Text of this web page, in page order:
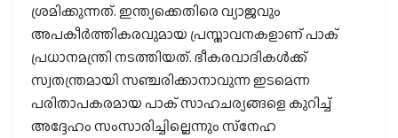
ശ്രമിക്കുന്നത്. ഇന്ത്യക്കെതിരെ വ്യാജവും
അപകീര്‍ത്തികരവുമായ പ്രസ്താവനകളാണ് പാക്
പ്രധാനമന്ത്രി നടത്തിയത്. ഭീകരവാദികള്‍ക്ക്
സ്വതന്ത്രമായി സഞ്ചരിക്കാനാവുന്ന ഇടമെന്ന
പരിതാപകരമായ പാക് സാഹചര്യങ്ങളെ കുറിച്ച്
അദ്ദേഹം സംസാരിച്ചില്ലെന്നും സ്‌നേഹ